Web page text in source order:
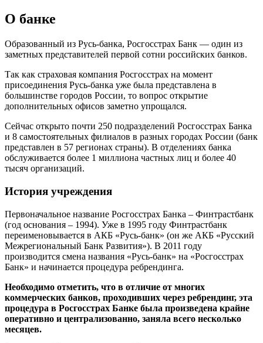
О банке
Образованный из Русь-банка, Росгосстрах Банк — один из
заметных представителей первой сотни российских банков.
Так как страховая компания Росгосстрах на момент
присоединения Русь-банка уже была представлена в
большинстве городов России, то вопрос открытие
дополнительных офисов заметно упрощался.
Сейчас открыто почти 250 подразделений Росгосстрах Банка
и 8 самостоятельных филиалов в разных городах России (банк
представлен в 57 регионах страны). В отделениях банка
обслуживается более 1 миллиона частных лиц и более 40
тысяч организаций.
История учреждения
Первоначальное название Росгосстрах Банка – Финтрастбанк
(год основания – 1994). Уже в 1995 году Финтрастбанк
переименовывается в АКБ «Русь-банк» (он же АКБ «Русский
Межрегиональный Банк Развития»). В 2011 году
производится смена названия «Русь-банк» на «Росгосстрах
Банк» и начинается процедура ребрендинга.
Необходимо отметить, что в отличие от многих
коммерческих банков, проходивших через ребрендинг, эта
процедура в Росгосстрах Банке была произведена крайне
оперативно и централизованно, заняла всего несколько
месяцев.